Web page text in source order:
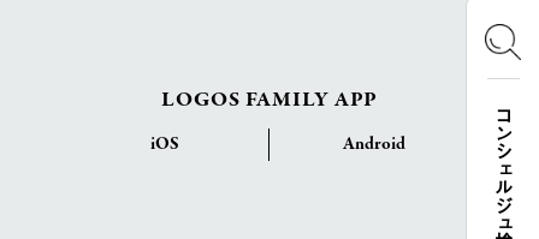
コンシェルジュ検索
LOGOS FAMILY APP
iOS Android